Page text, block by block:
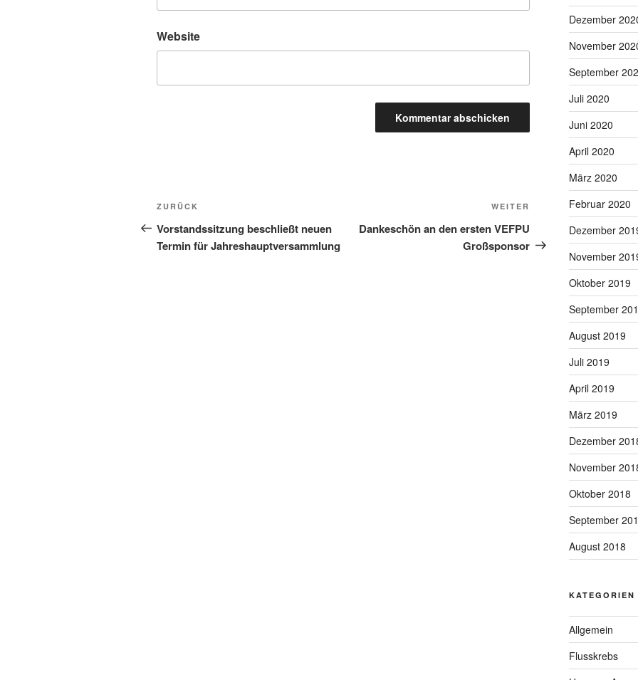
Website
Beitragsnavigation
Vorheriger
Beitrag
ZURÜCK
Vorstandssitzung beschließt neuen
Termin für Jahreshauptversammlung
Nächster
WEITER
Dankeschön an den ersten VEFPU
Großsponsor
Dezember
November
September
Juli 2020
Juni 2020
April 2020
März 2020
Februar 2020
Dezember
November
Oktober 2019
September
August 2019
Juli 2019
April 2019
März 2019
Dezember
November
Oktober 2018
September
August 2018
KATEGORIEN
Allgemein
Flusskrebs